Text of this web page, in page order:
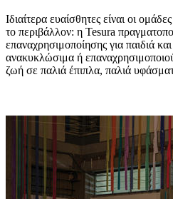
Ιδιαίτερα ευαίσθητες είναι οι
το περιβάλλον: η Tesura
επαναχρησιμοποίησης για παιδιά
ανακυκλώσιμα ή
ζωή σε παλιά έπιπλα, παλιά